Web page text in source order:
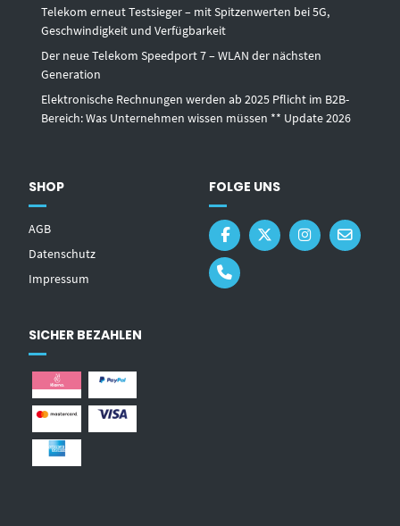
Telekom erneut Testsieger – mit Spitzenwerten bei 5G,
Geschwindigkeit und Verfügbarkeit
Der neue Telekom Speedport 7 – WLAN der nächsten
Generation
Elektronische Rechnungen werden ab 2025 Pflicht im B2B-
Bereich: Was Unternehmen wissen müssen ** Update 2026
SHOP
AGB
Datenschutz
Impressum
FOLGE UNS
SICHER BEZAHLEN